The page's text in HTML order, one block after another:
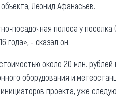
Леонид Афанасьев.
посадочная полоса у
года», - сказал он.
около 20 млн.
оборудования и
проекта, уже